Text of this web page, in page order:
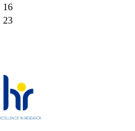
16
23